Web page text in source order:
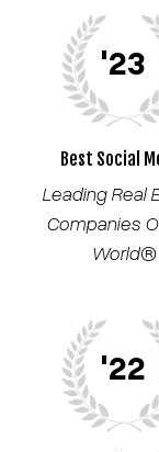
'23
Best Social
Leading Real
Companies
World®
'22